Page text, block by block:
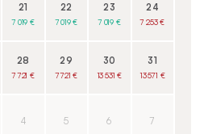
21
7 019 €
22
7 019 €
23
7 019 €
24
7 253 €
28
7 721 €
29
7 721 €
30
13 531 €
31
13 571 €
4 5 6 7